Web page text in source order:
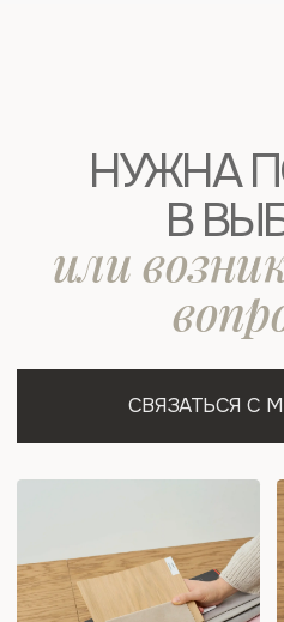
КОНТАКТЫ
+7 (923) 707-84-38